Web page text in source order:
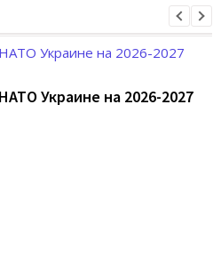
Украине на 2026-2027